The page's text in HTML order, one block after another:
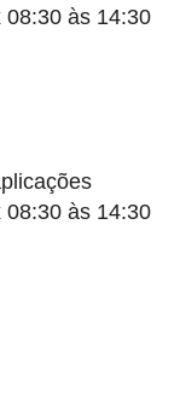
08:30 às 14:30
08:30 às 14:30